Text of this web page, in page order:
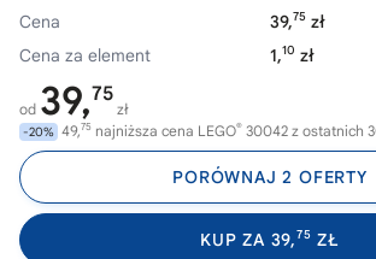
Cena
39,75 zł
Cena za element
1,10 zł
od 39,75
zł
-20% 49,75 najniższa cena LEGO® 30042 z ostatnich
PORÓWNAJ 2 OFERTY
KUP ZA 39,75 ZŁ